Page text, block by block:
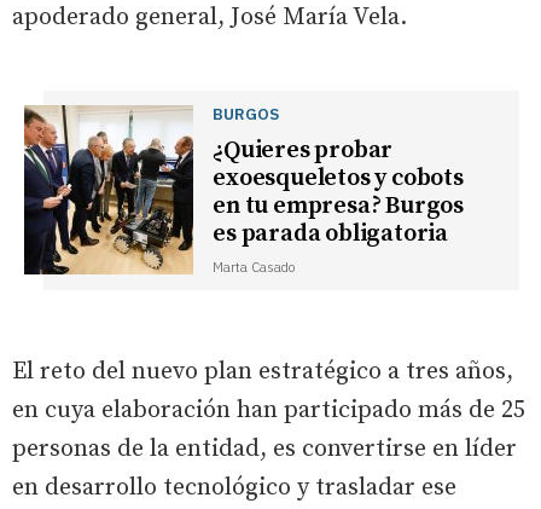
apoderado general, José María Vela.
BURGOS
¿Quieres probar
exoesqueletos y cobots
en tu empresa? Burgos
es parada obligatoria
Marta Casado
El reto del nuevo plan estratégico a tres años,
en cuya elaboración han participado más de 25
personas de la entidad, es convertirse en líder
en desarrollo tecnológico y trasladar ese